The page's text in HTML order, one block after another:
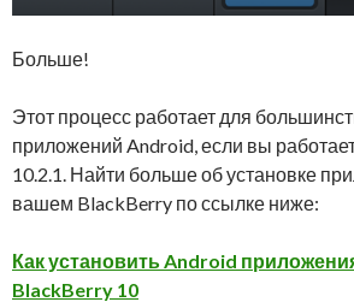
Больше!
Этот процесс работает для
приложений Android, если вы
10.2.1. Найти больше об установке
вашем BlackBerry по ссылке ниже:
Как установить Android
BlackBerry 10